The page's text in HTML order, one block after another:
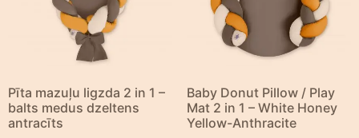
Pīta mazuļu ligzda 2 in 1 –
balts medus dzeltens
antracīts
Baby Donut Pillow / Play
Mat 2 in 1 – White Honey
Yellow-Anthracite